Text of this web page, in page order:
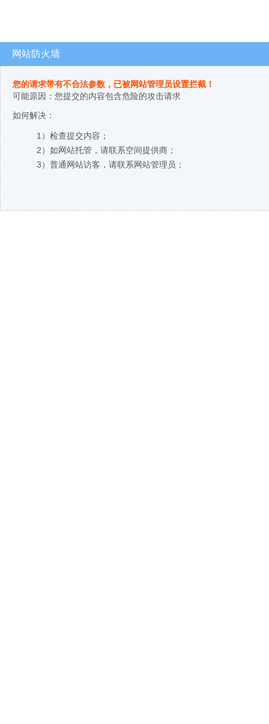
网站防火墙
您的请求带有不合法参数，已被网站管理员设置拦截！
可能原因：您提交的内容包含危险的攻击请求
如何解决：
1）检查提交内容；
2）如网站托管，请联系空间提供商；
3）普通网站访客，请联系网站管理员；